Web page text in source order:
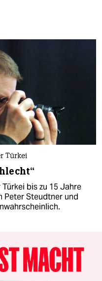
Türkei
bis zu 15 Jahre
Peter Steudtner und